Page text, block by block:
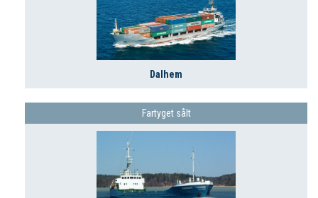
Dalhem
Fartyget sålt